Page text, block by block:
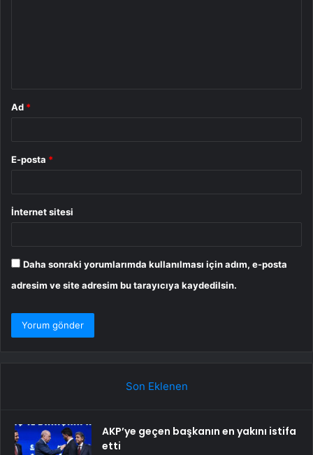
Ad *
E-posta *
İnternet sitesi
Daha sonraki yorumlarımda kullanılması için adım, e-posta
adresim ve site adresim bu tarayıcıya kaydedilsin.
Son Eklenen
AKP’ye geçen başkanın en yakını istifa
etti